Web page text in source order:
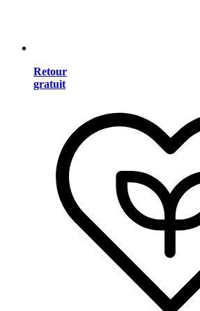
Retour
gratuit